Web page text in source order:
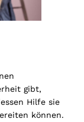
gibt,
Hilfe sie
können.